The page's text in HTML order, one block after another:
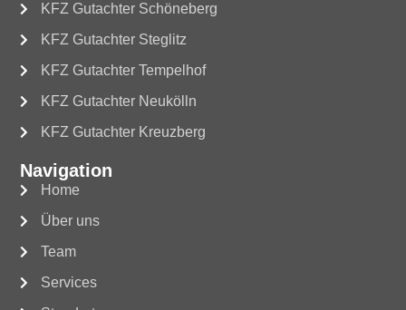
KFZ Gutachter Schöneberg
KFZ Gutachter Steglitz
KFZ Gutachter Tempelhof
KFZ Gutachter Neukölln
KFZ Gutachter Kreuzberg
Navigation
Home
Über uns
Team
Services